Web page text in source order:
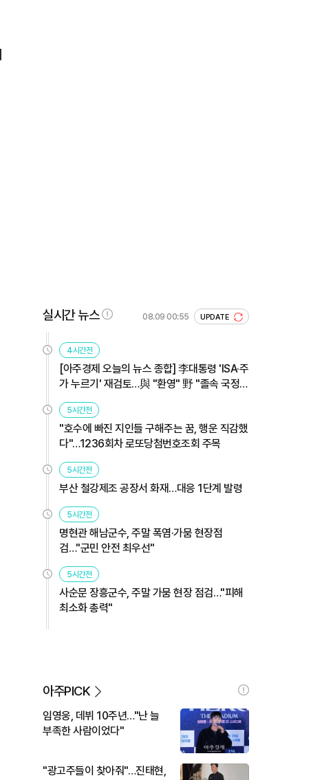
실시간 뉴스 08.09 00:55 UPDATE
4시간전
[아주경제 오늘의 뉴스 종합] 李대통령 'ISA·주
가 누르기' 재검토…與 "환영" 野 "졸속 국정"
外
5시간전
"호수에 빠진 지인들 구해주는 꿈, 행운 직감했
다"…1236회차 로또당첨번호조회 주목
5시간전
부산 철강제조 공장서 화재…대응 1단계 발령
5시간전
명현관 해남군수, 주말 폭염·가뭄 현장점
검…"군민 안전 최우선"
5시간전
사순문 장흥군수, 주말 가뭄 현장 점검…"피해
최소화 총력"
아주PICK
임영웅, 데뷔 10주년…"난 늘
부족한 사람이었다"
"광고주들이 찾아줘"…진태현,